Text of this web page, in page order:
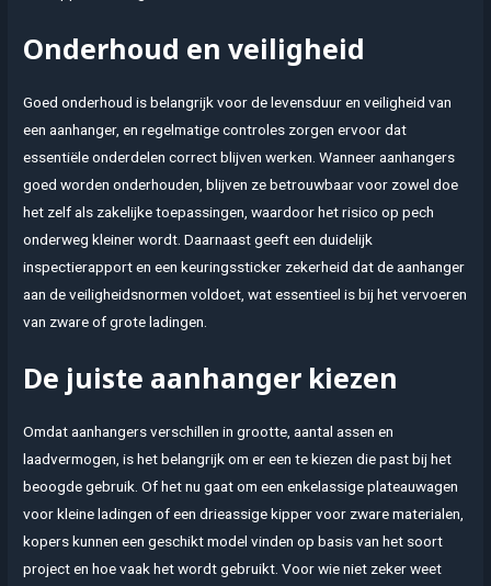
Onderhoud en veiligheid
Goed onderhoud is belangrijk voor de levensduur en veiligheid van
een aanhanger, en regelmatige controles zorgen ervoor dat
essentiële onderdelen correct blijven werken. Wanneer aanhangers
goed worden onderhouden, blijven ze betrouwbaar voor zowel doe
het zelf als zakelijke toepassingen, waardoor het risico op pech
onderweg kleiner wordt. Daarnaast geeft een duidelijk
inspectierapport en een keuringssticker zekerheid dat de aanhanger
aan de veiligheidsnormen voldoet, wat essentieel is bij het vervoeren
van zware of grote ladingen.
De juiste aanhanger kiezen
Omdat aanhangers verschillen in grootte, aantal assen en
laadvermogen, is het belangrijk om er een te kiezen die past bij het
beoogde gebruik. Of het nu gaat om een enkelassige plateauwagen
voor kleine ladingen of een drieassige kipper voor zware materialen,
kopers kunnen een geschikt model vinden op basis van het soort
project en hoe vaak het wordt gebruikt. Voor wie niet zeker weet